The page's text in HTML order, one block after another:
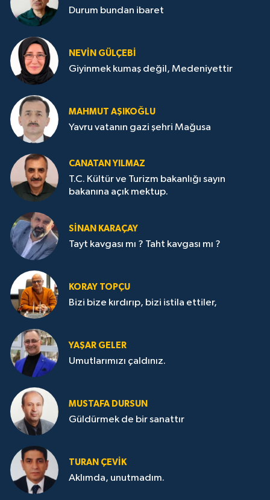
Durum bundan ibaret
NEVİN GÜLÇEBİ
Giyinmek kumaş değil, Medeniyettir
MAHMUT AŞIKOĞLU
Yavru vatanın gazi şehri Mağusa
CANATAN YILMAZ
T.C. Kültür ve Turizm bakanlığı sayın
bakanına açık mektup.
SİNAN KARAÇAY
Tayt kavgası mı ? Taht kavgası mı ?
KORAY TOPÇU
Bizi bize kırdırıp, bizi istila ettiler,
YAŞAR GELER
Umutlarımızı çaldınız.
MUSTAFA DURSUN
Güldürmek de bir sanattır
TURAN ÇEVİK
Aklımda, unutmadım.